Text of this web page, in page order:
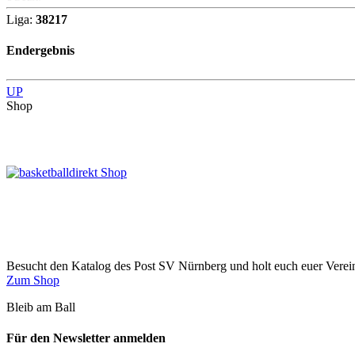
Liga: 38217
Endergebnis
UP
Shop
Besucht den Katalog des Post SV Nürnberg und holt euch euer
Zum Shop
Bleib am Ball
Für den Newsletter anmelden